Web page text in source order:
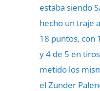
estaba siendo
hecho un traje
18 puntos, con
y 4 de 5 en
metido los
el Zunder